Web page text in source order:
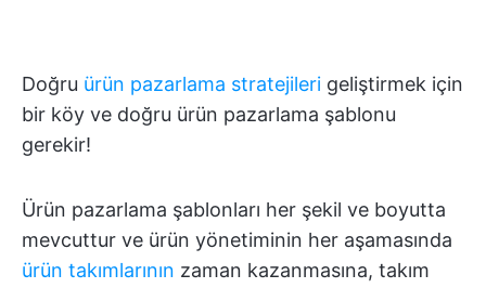
Doğru ürün pazarlama stratejileri geliştirmek için
bir köy ve doğru ürün pazarlama şablonu
gerekir!
Ürün pazarlama şablonları her şekil ve boyutta
mevcuttur ve ürün yönetiminin her aşamasında
ürün takımlarının zaman kazanmasına, takım